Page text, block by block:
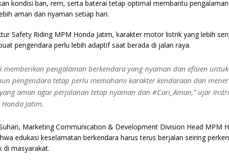
kondisi ban, rem, serta baterai tetap optimal membantu
aman dan nyaman setiap hari.
Safety Riding MPM Honda Jatim, karakter motor listrik yang lebih
pengendara perlu lebih adaptif saat berada di jalan raya.
memberikan pengalaman berkendara yang nyaman dan efisien
pengendara tetap perlu memahami karakter kendaraan dan
aman agar perjalanan tetap nyaman dan #Cari_Aman,” ujar
Jatim.
Marketing Communication & Development Division Head MPM
edukasi keselamatan berkendara harus terus berjalan seiring
di masyarakat.